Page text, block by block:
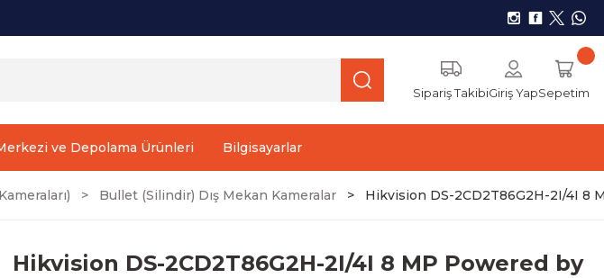
Sipariş TakibiGiriş YapSepetim
ve Depolama Ürünleri Bilgisayarlar
Bullet (Silindir) Dış Mekan Kameralar Hikvision DS-2CD2T86G2H-2I/4I 8
Hikvision DS-2CD2T86G2H-2I/4I 8 MP Powered by